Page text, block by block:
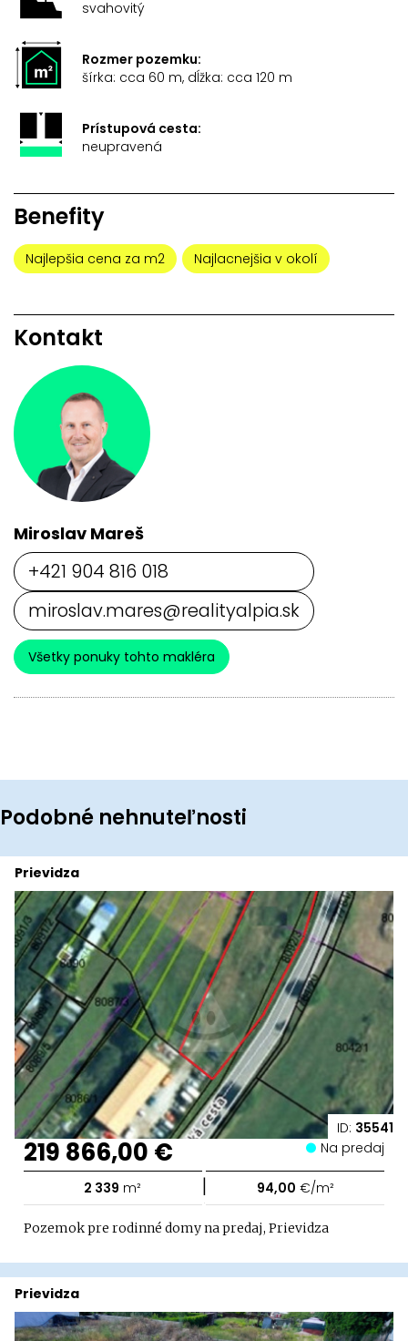
svahovitý
Rozmer pozemku:
šírka: cca 60 m, dĺžka: cca 120 m
Prístupová cesta:
neupravená
Benefity
Najlepšia cena za m2 Najlacnejšia v okolí
Kontakt
Miroslav Mareš
+421 904 816 018
miroslav.mares@realityalpia.sk
Všetky ponuky tohto makléra
Podobné nehnuteľnosti
ID: 35541
Prievidza
219 866,00 € Na predaj
2 339 m² | 94,00 €/m²
Pozemok pre rodinné domy na predaj, Prievidza
Prievidza